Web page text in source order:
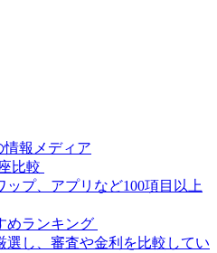
報メディア
比較
プ、アプリなど100項目以上
めランキング
選し、審査や金利を比較してい